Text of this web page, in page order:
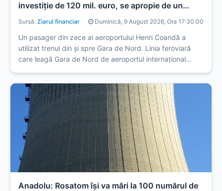
investiţie de 120 mil. euro, se apropie de un
trafic de 2 mil. de pasageri
Sursă: Ziarul financiar Duminică, 9 August 2026, Ora 17:30:00
Un pasager din zece ai aeroportului Henri Coandă a
utilizat trenul din și spre Gara de Nord. Linia feroviară
care leagă Gara de Nord de aeroportul internațional
apropie în acest ...
Anadolu: Rosatom îşi va mări la 100 numărul de